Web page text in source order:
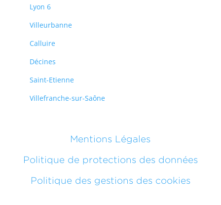
Lyon 6
Villeurbanne
Calluire
Décines
Saint-Etienne
Villefranche-sur-Saône
Mentions Légales
Politique de protections des données
Politique des gestions des cookies